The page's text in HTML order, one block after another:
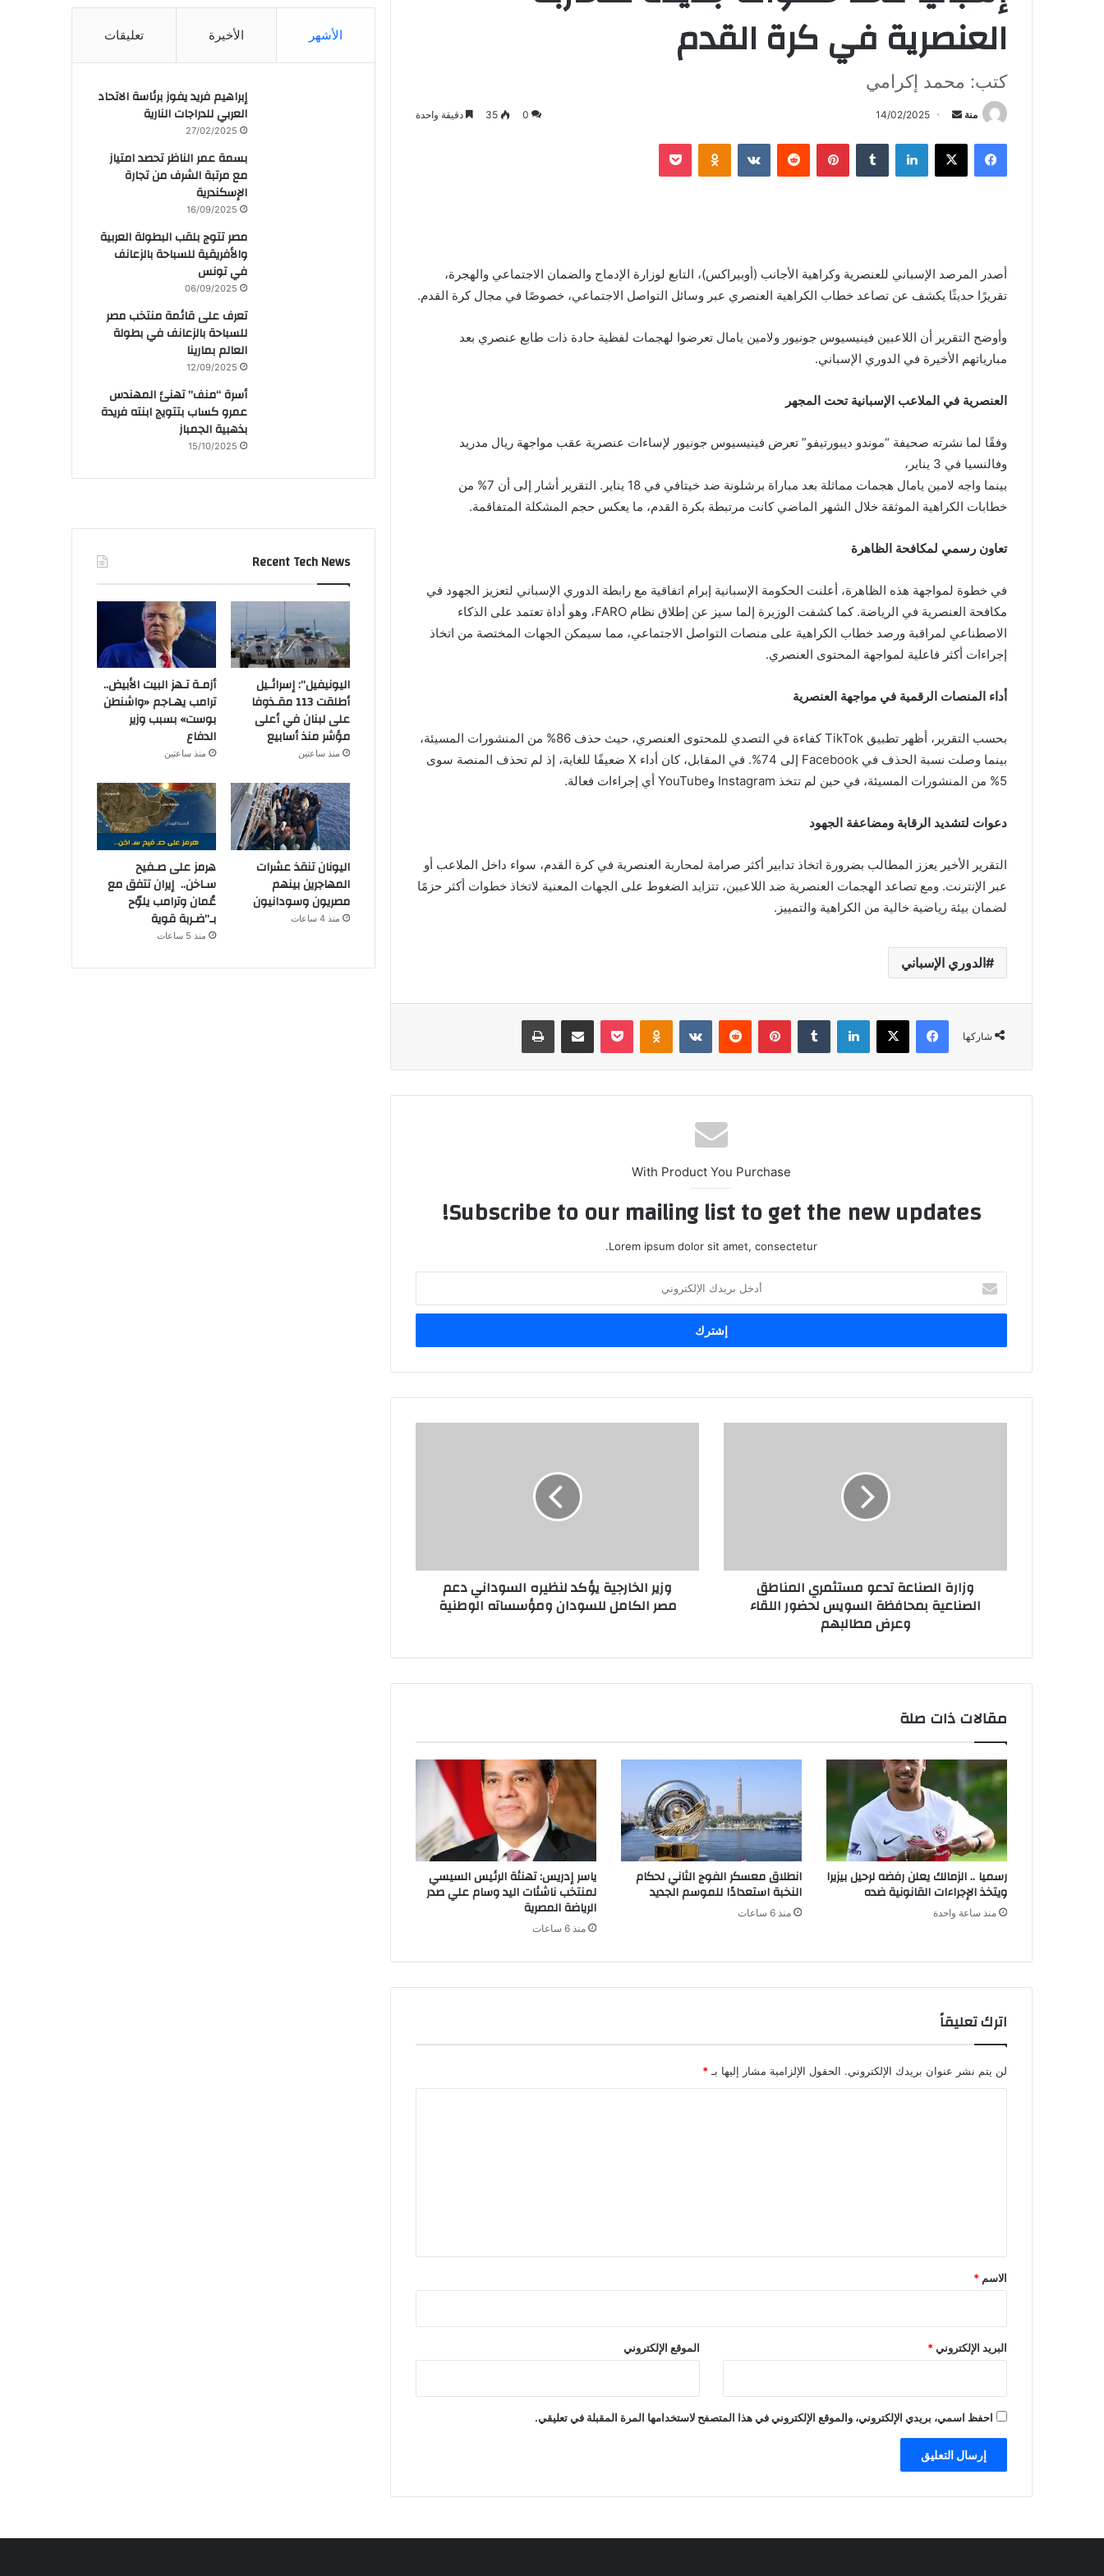
العنصرية في كرة القدم
كتب: محمد إكرامي
منة
أرسل
إلكترونيا
14/02/2025
0
35 دقيقة واحدة
فيسبوك X لينكدإن بينتيريست Odnoklassniki
بوكيت
أصدر المرصد الإسباني للعنصرية وكراهية الأجانب (أوبيراكس)، التابع لوزارة الإدماج والضمان الاجتماعي والهجرة،
تقريرًا حديثًا يكشف عن تصاعد خطاب الكراهية العنصري عبر وسائل التواصل الاجتماعي، خصوصًا في مجال كرة القدم.
وأوضح التقرير أن اللاعبين فينيسيوس جونيور ولامين يامال تعرضوا لهجمات لفظية حادة ذات طابع عنصري بعد
مبارياتهم الأخيرة في الدوري الإسباني.
العنصرية في الملاعب الإسبانية تحت المجهر
وفقًا لما نشرته صحيفة “موندو ديبورتيفو” تعرض فينيسيوس جونيور لإساءات عنصرية عقب مواجهة ريال مدريد
وفالنسيا في 3 يناير،
بينما واجه لامين يامال هجمات مماثلة بعد مباراة برشلونة ضد خيتافي في 18 يناير. التقرير أشار إلى أن 7% من
خطابات الكراهية الموثقة خلال الشهر الماضي كانت مرتبطة بكرة القدم، ما يعكس حجم المشكلة المتفاقمة.
تعاون رسمي لمكافحة الظاهرة
في خطوة لمواجهة هذه الظاهرة، أعلنت الحكومة الإسبانية إبرام اتفاقية مع رابطة الدوري الإسباني لتعزيز الجهود في
مكافحة العنصرية في الرياضة. كما كشفت الوزيرة إلما سيز عن إطلاق نظام FARO، وهو أداة تعتمد على الذكاء
الاصطناعي لمراقبة ورصد خطاب الكراهية على منصات التواصل الاجتماعي، مما سيمكن الجهات المختصة من اتخاذ
إجراءات أكثر فاعلية لمواجهة المحتوى العنصري.
أداء المنصات الرقمية في مواجهة العنصرية
بحسب التقرير، أظهر تطبيق TikTok كفاءة في التصدي للمحتوى العنصري، حيث حذف 86% من المنشورات المسيئة،
بينما وصلت نسبة الحذف في Facebook إلى 74%. في المقابل، كان أداء X ضعيفًا للغاية، إذ لم تحذف المنصة سوى
5% من المنشورات المسيئة، في حين لم تتخذ Instagram وYouTube أي إجراءات فعالة.
دعوات لتشديد الرقابة ومضاعفة الجهود
التقرير الأخير يعزز المطالب بضرورة اتخاذ تدابير أكثر صرامة لمحاربة العنصرية في كرة القدم، سواء داخل الملاعب أو
عبر الإنترنت. ومع تصاعد الهجمات العنصرية ضد اللاعبين، تتزايد الضغوط على الجهات المعنية لاتخاذ خطوات أكثر حزمًا
لضمان بيئة رياضية خالية من الكراهية والتمييز.
الدوري الإسباني
شاركها
فيسبوك X لينكدإن بينتيريست Odnoklassniki
بوكيت مشاركة عبر البريد طباعة
With Product You Purchase
Subscribe to our mailing list to get the new updates!
Lorem ipsum dolor sit amet, consectetur.
بريدك
الإلكتروني
وزارة الصناعة تدعو مستثمري المناطق
الصناعية بمحافظة السويس لحضور اللقاء
وعرض مطالبهم
وزير الخارجية يؤكد لنظيره السوداني دعم
مصر الكامل للسودان ومؤسساته الوطنية
مقالات ذات صلة
رسميا .. الزمالك يعلن رفضه لرحيل بيزيرا
ويتخذ الإجراءات القانونية ضده
منذ ساعة واحدة
انطلاق معسكر الفوج الثاني لحكام
النخبة استعدادًا للموسم الجديد
منذ 6 ساعات
ياسر إدريس: تهنئة الرئيس السيسي
لمنتخب ناشئات اليد وسام علي صدر
الرياضة المصرية
منذ 6 ساعات
اترك تعليقاً
لن يتم نشر عنوان بريدك الإلكتروني. الحقول الإلزامية مشار إليها بـ *
*
الاسم *
البريد الإلكتروني* الموقع الإلكتروني
احفظ اسمي، بريدي الإلكتروني، والموقع الإلكتروني في هذا المتصفح لاستخدامها المرة المقبلة في تعليقي.
الأشهر الأخيرة تعليقات
إبراهيم فريد يفوز برئاسة الاتحاد
العربي للدراجات النارية
27/02/2025
بسمة عمر الناظر تحصد امتياز
مع مرتبة الشرف من تجارة
الإسكندرية
16/09/2025
مصر تتوج بلقب البطولة العربية
والأفريقية للسباحة بالزعانف
في تونس
06/09/2025
تعرف على قائمة منتخب مصر
للسباحة بالزعانف في بطولة
العالم بمارينا
12/09/2025
أسرة “منف” تهنئ المهندس
عمرو كساب بتتويج ابنته فريدة
بذهبية الجمباز
15/10/2025
Recent Tech News
اليونيفيل”: إسرائـيل
أطلقت 113 مقـذوفا
على لبنان في أعلى
مؤشر منذ أسابيع
منذ ساعتين
أزمـة تـهز البيت الأبيض..
ترامب يهـاجم «واشنطن
بوست» بسبب وزير
الدفاع
منذ ساعتين
اليونان تنقذ عشرات
المهاجرين بينهم
مصريون وسودانيون
منذ 4 ساعات
هرمز على صـفيح
سـاخن.. إيران تتفق مع
عُمان وترامب يلوّح
بـ”ضـربة قوية
منذ 5 ساعات